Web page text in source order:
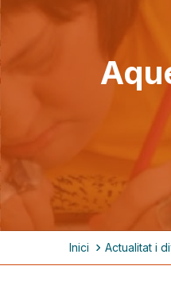
d'ariadna
Inici Actualitat i